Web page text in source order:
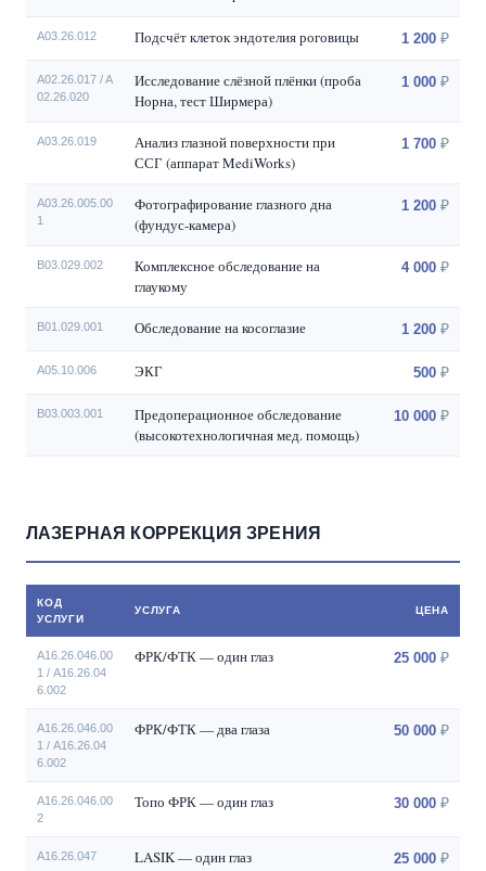
A03.26.012 Подсчёт клеток эндотелия роговицы 1 200
A02.26.017 / A
02.26.020
Исследование слёзной плёнки (проба
Норна, тест Ширмера)
1 000
А03.26.019
Анализ глазной поверхности при
ССГ (аппарат MediWorks)
1 700
A03.26.005.00
1
Фотографирование глазного дна
(фундус-камера)
1 200
B03.029.002
Комплексное обследование на
глаукому
4 000
В01.029.001 Обследование на косоглазие 1 200
А05.10.006 ЭКГ 500
B03.003.001
Предоперационное обследование
(высокотехнологичная мед. помощь)
10 000
ЛАЗЕРНАЯ КОРРЕКЦИЯ ЗРЕНИЯ
КОД
УСЛУГИ
УСЛУГА ЦЕНА
A16.26.046.00
1 / А16.26.04
6.002
ФРК/ФТК — один глаз 25 000
A16.26.046.00
1 / А16.26.04
6.002
ФРК/ФТК — два глаза 50 000
А16.26.046.00
2
Топо ФРК — один глаз 30 000
A16.26.047 LASIK — один глаз 25 000